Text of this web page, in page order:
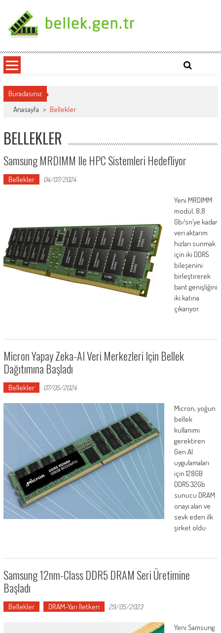
content
bellek.gen.tr
Buradasınız
Anasayfa > Bellekler
BELLEKLER
Samsung MRDIMM Ile HPC Sistemleri Hedefliyor
Bellekler 04/07/2024
Yeni MRDIMM
modül, 8,8
Gb/sn’ye kadar
veri aktarım
hızları sunmak
için iki DDR5
bileşenini
birleştirerek
bant genişliğini
iki katına
çıkarıyor.
Micron Yapay Zeka-AI Veri Merkezleri Için Bellek
Dağıtımına Başladı
Bellekler 07/05/2024
Micron, yoğun
bellek
kullanımı
gerektiren
Gen AI
uygulamaları
için 128GB
DDR5 32Gb
sunucu DRAM
onayı alan ve
sevk eden ilk
şirket oldu.
Samsung 12nm-Class DDR5 DRAM Seri Üretimine
Başladı
Bellekler DRAM-Yarı İletken 29/05/2023
Yeni Samsung